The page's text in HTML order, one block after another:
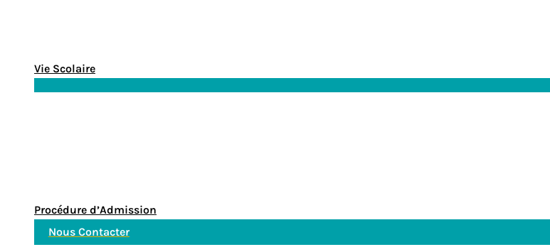
Vie Scolaire
Permutateur
Procédure d’Admission
Nous Contacter